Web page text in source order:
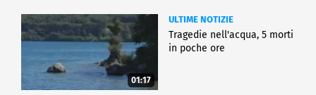
01:17
ULTIME NOTIZIE
Tragedie nell'acqua, 5 morti
in poche ore